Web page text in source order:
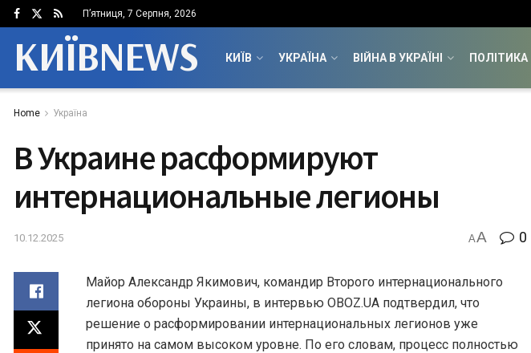
П’ятниця, 7 Серпня, 2026
КИЇВNEWS КИЇВ УКРАЇНА ВІЙНА В УКРАЇНІ ПОЛІТИКА
Home Україна
В Украине расформируют
интернациональные легионы
10.12.2025 AA 0
Майор Александр Якимович, командир Второго интернационального
легиона обороны Украины, в интервью OBOZ.UA подтвердил, что
решение о расформировании интернациональных легионов уже
принято на самом высоком уровне. По его словам, процесс полностью